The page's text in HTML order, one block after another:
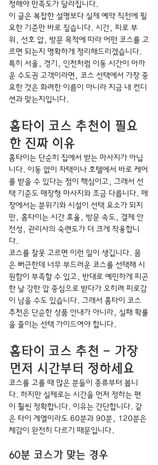
정해야 만족도가 달라집니다.
이 글은 복잡한 설명보다 실제 예약 직전에 필
요한 기준만 바로 짚습니다. 시간, 피로 부
위, 선호 압, 방문 목적에 따라 어떤 코스를 고
르면 되는지 명확하게 정리해드리겠습니다.
특히 서울, 경기, 인천처럼 이동 시간이 아까
운 수도권 고객이라면, 코스 선택에서 가장 중
요한 것은 화려한 이름이 아니라 지금 내 컨디
션과 맞는지입니다.
홈타이 코스 추천이 필요
한 진짜 이유
홈타이는 단순히 집에서 받는 마사지가 아닙
니다. 이동 없이 자택이나 호텔에서 바로 케어
를 받을 수 있다는 점이 핵심이고, 그래서 선
택 기준도 매장형 마사지와 조금 다릅니다. 매
장에서는 분위기와 시설이 선택 요소가 되지
만, 홈타이는 시간 효율, 방문 속도, 결제 안
전성, 관리사의 숙련도가 더 크게 작용합니
다.
코스를 잘못 고르면 이런 일이 생깁니다. 몸
은 뻐근한데 너무 부드러운 코스를 선택해 시
원함이 부족할 수 있고, 반대로 예민하게 피곤
한 날 강한 압 중심으로 받다가 오히려 피로감
이 남을 수도 있습니다. 그래서 홈타이 코스
추천은 단순한 상품 안내가 아니라, 실패 확률
을 줄이는 선택 가이드여야 합니다.
홈타이 코스 추천 - 가장
먼저 시간부터 정하세요
코스를 고를 때 많은 분들이 종류부터 봅니
다. 하지만 실제로는 시간을 먼저 정하는 편
이 훨씬 정확합니다. 이유는 간단합니다. 같
은 타이 계열이라도 60분과 90분, 120분은
체감이 완전히 다르기 때문입니다.
60분 코스가 맞는 경우